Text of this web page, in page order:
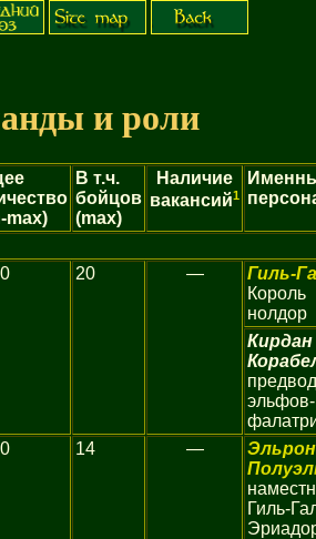
и роли
max)
В т.ч.
бойцов
(max)
Наличие
вакансий1
20 —
Гиль-
Король
нолдор
Кирдан
эльфов-
14 —
Гиль-